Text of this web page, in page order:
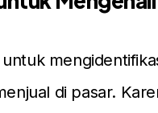
di pasar.